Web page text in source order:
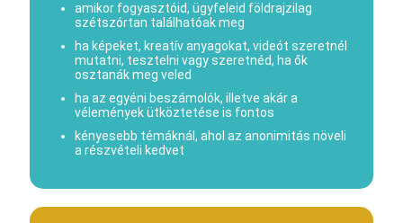
amikor fogyasztóid, ügyfeleid földrajzilag
szétszórtan találhatóak meg
ha képeket, kreatív anyagokat, videót szeretnél
mutatni, tesztelni vagy szeretnéd, ha ők
osztanák meg veled
ha az egyéni beszámolók, illetve akár a
vélemények ütköztetése is fontos
kényesebb témáknál, ahol az anonimitás növeli
a részvételi kedvet